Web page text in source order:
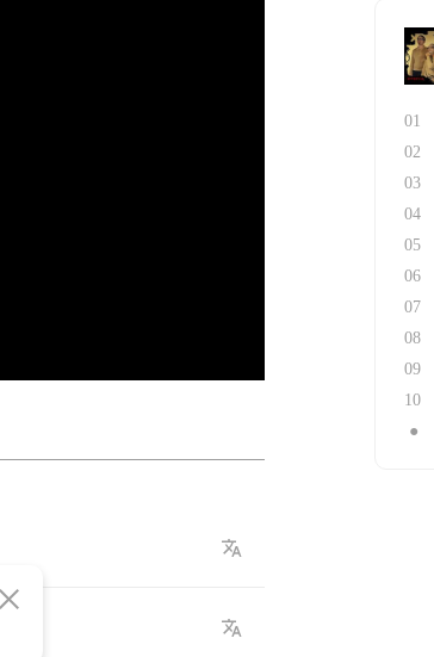
01
02
03
04
05
06
07
08
09
10
●